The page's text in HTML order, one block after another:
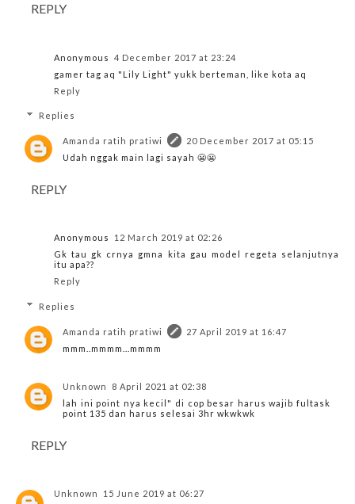
REPLY
Anonymous
4 December 2017 at 23:24
gamer tag aq "Lily Light" yukk berteman, like kota aq
Reply
Replies
Amanda ratih pratiwi
20 December 2017 at 05:15
Udah nggak main lagi sayah 😬😬
REPLY
Anonymous
12 March 2019 at 02:26
Gk tau gk crnya gmna kita gau model regeta selanjutnya
itu apa??
Reply
Replies
Amanda ratih pratiwi
27 April 2019 at 16:47
mmm..mmmm...mmmm
Unknown
8 April 2021 at 02:38
lah ini point nya kecil" di cop besar harus wajib fultask
point 135 dan harus selesai 3hr wkwkwk
REPLY
Unknown
15 June 2019 at 06:27